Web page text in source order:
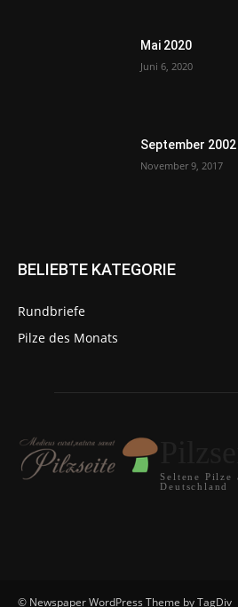
Mai 2020
Juni 6, 2020
September 2002
November 9, 2017
BELIEBTE KATEGORIE
Rundbriefe
Pilze des Monats
Seltene Pilze
Deutschland
© Newspaper WordPress Theme by TagDiv